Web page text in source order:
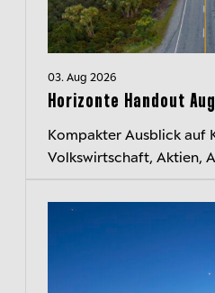
03. Aug 2026
Horizonte Handout
Kompakter Ausblick auf
Volkswirtschaft, Aktien,